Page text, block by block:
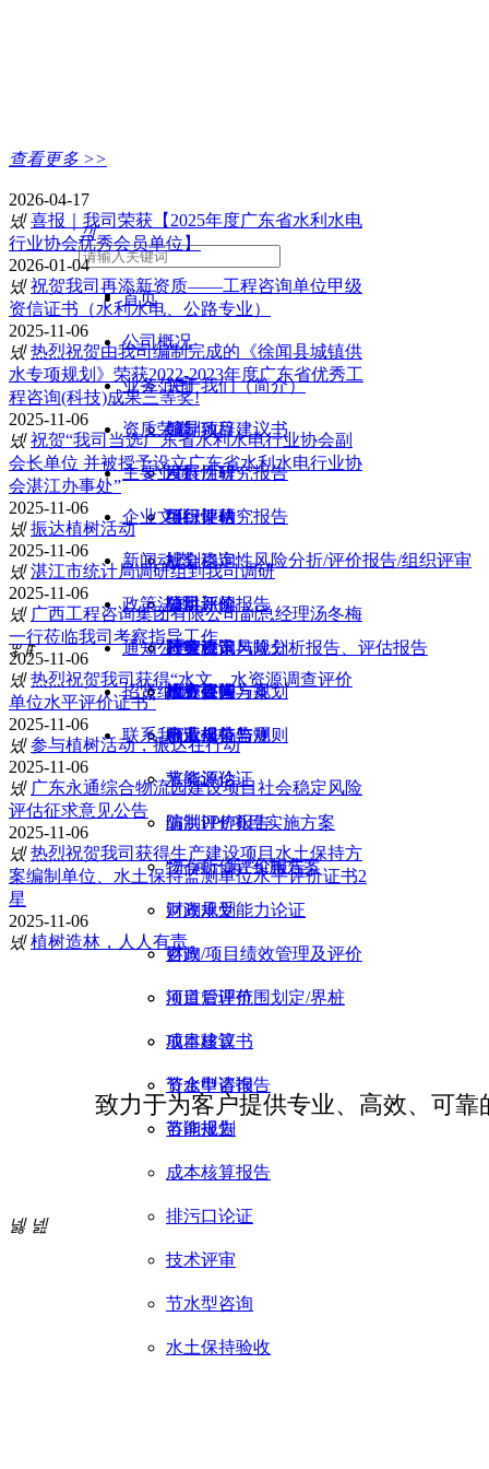
끠
首页
公司概况
关于我们（简介）
领导致辞
发展历程
组织架构
业务范围
编制项目建议书
可行性研究报告
项目评估
社会稳定性风险分折/评价报告/组织评审
防洪评价报告
政策咨询
投资咨询
申请报告
节能评估
编制PPP项目实施方案
物有所值评价报告
财政承受能力论证
财政/项目绩效管理及评价
项目后评价
成本核算
节水型咨询
咨询规划
资质荣誉
主要业绩
可行性研究报告
规划咨询
项目评价
社会稳定风险分析报告、评估报告
水土保持方案
水土保持监测
水资源论证
防洪评价报告
“一河一策"实施方案
河湖规划
咨询
河道管理范围划定/界桩
项目建议书
资金申请报告
节能报告
成本核算报告
排污口论证
技术评审
节水型咨询
水土保持验收
企业文化
新闻动态
公司新闻
行业资讯
政务要闻
政策法规
国家政策与规划
地方政策与规划
行业规范与规则
通知公告
招标公告
公示与公告
招贤纳士
联系我们
查看更多 >>
新闻动态
2026-04-17
넸 喜报｜我司荣获【2025年度广东省水利水电
行业协会优秀会员单位】
2026-01-04
넸 祝贺我司再添新资质——工程咨询单位甲级
资信证书（水利水电、公路专业）
2025-11-06
넸 热烈祝贺由我司编制完成的《徐闻县城镇供
水专项规划》荣获2022-2023年度广东省优秀工
程咨询(科技)成果三等奖!
2025-11-06
넸 祝贺“我司当选广东省水利水电行业协会副
会长单位 并被授予设立广东省水利水电行业协
会湛江办事处”
2025-11-06
넸 振达植树活动
2025-11-06
넸 湛江市统计局调研组到我司调研
2025-11-06
넸 广西工程咨询集团有限公司副总经理汤冬梅
一行莅临我司考察指导工作
2025-11-06
넸 热烈祝贺我司获得“水文、水资源调查评价
单位水平评价证书”
2025-11-06
넸 参与植树活动，振达在行动
2025-11-06
넸 广东永通综合物流园建设项目社会稳定风险
评估征求意见公告
2025-11-06
넸 热烈祝贺我司获得生产建设项目水土保持方
案编制单位、水土保持监测单位水平评价证书2
星
2025-11-06
넸 植树造林，人人有责
ꂃ ꁹ
致力于为客户提供专业、高效、可
넳 넲